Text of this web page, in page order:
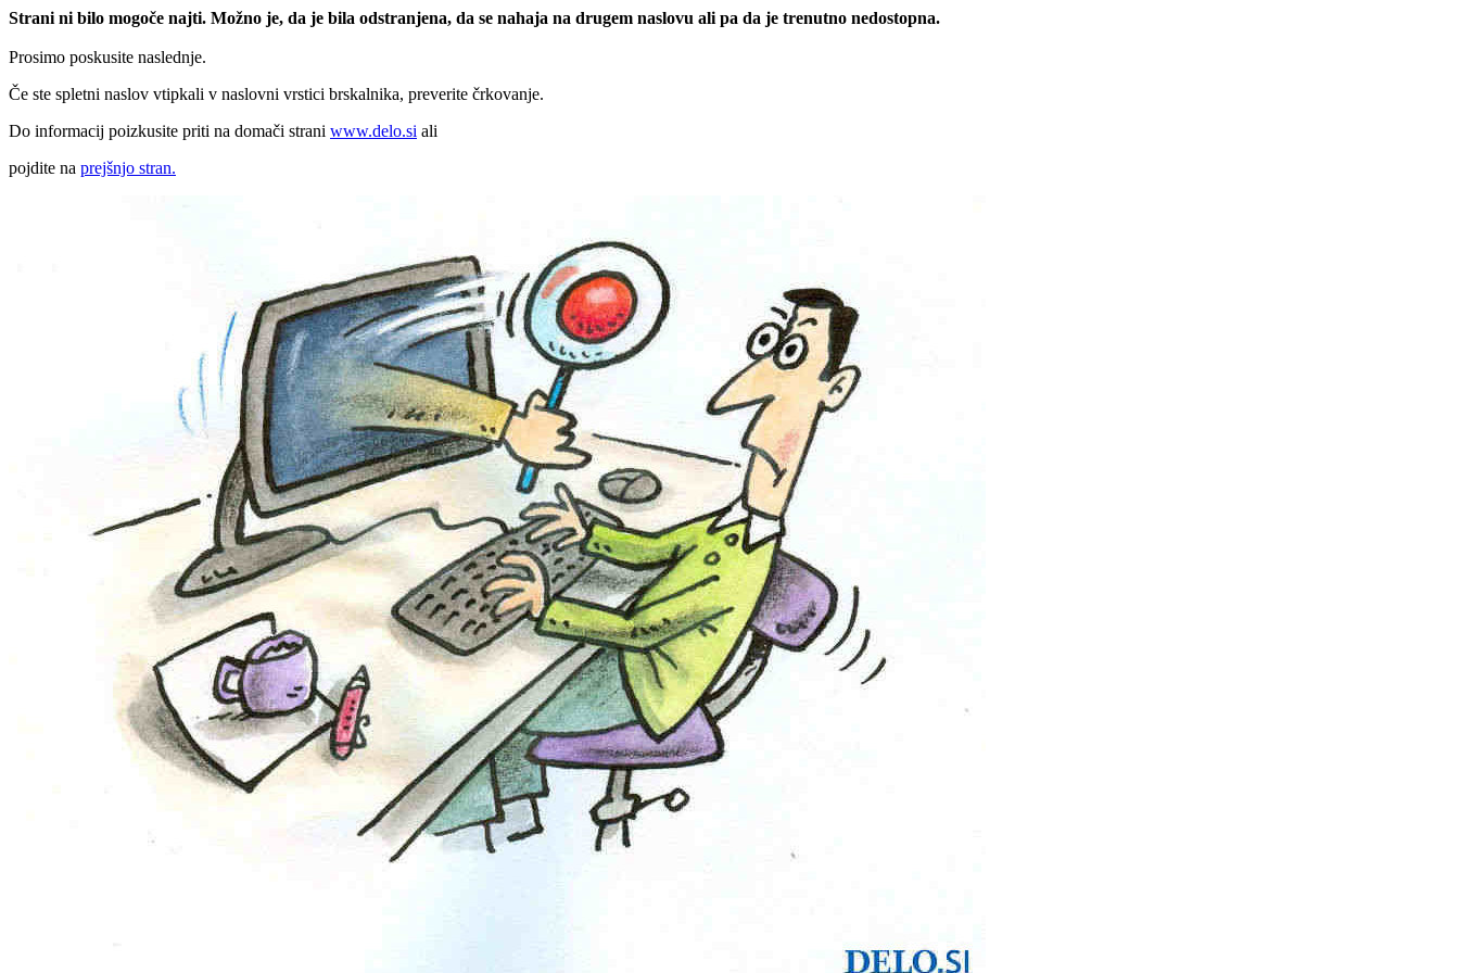
Strani ni bilo mogoče najti. Možno je, da je bila odstranjena, da se nahaja na drugem naslovu ali pa da je trenutno nedostopna.
Prosimo poskusite naslednje.
Če ste spletni naslov vtipkali v naslovni vrstici brskalnika, preverite črkovanje.
Do informacij poizkusite priti na domači strani www.delo.si ali
pojdite na prejšnjo stran.